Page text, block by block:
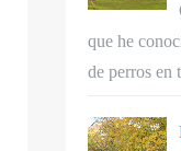
que he
de perros en